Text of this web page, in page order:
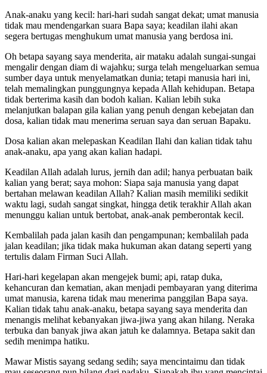
Anak-anaku yang kecil: hari-hari sudah sangat dekat; umat manusia
tidak mau mendengarkan suara Bapa saya; keadilan ilahi akan
segera bertugas menghukum umat manusia yang berdosa ini.
Oh betapa sayang saya menderita, air mataku adalah sungai-sungai
mengalir dengan diam di wajahku; surga telah mengeluarkan semua
sumber daya untuk menyelamatkan dunia; tetapi manusia hari ini,
telah memalingkan punggungnya kepada Allah kehidupan. Betapa
tidak berterima kasih dan bodoh kalian. Kalian lebih suka
melanjutkan balapan gila kalian yang penuh dengan kebejatan dan
dosa, kalian tidak mau menerima seruan saya dan seruan Bapaku.
Dosa kalian akan melepaskan Keadilan Ilahi dan kalian tidak tahu
anak-anaku, apa yang akan kalian hadapi.
Keadilan Allah adalah lurus, jernih dan adil; hanya perbuatan baik
kalian yang berat; saya mohon: Siapa saja manusia yang dapat
bertahan melawan keadilan Allah? Kalian masih memiliki sedikit
waktu lagi, sudah sangat singkat, hingga detik terakhir Allah akan
menunggu kalian untuk bertobat, anak-anak pemberontak kecil.
Kembalilah pada jalan kasih dan pengampunan; kembalilah pada
jalan keadilan; jika tidak maka hukuman akan datang seperti yang
tertulis dalam Firman Suci Allah.
Hari-hari kegelapan akan mengejek bumi; api, ratap duka,
kehancuran dan kematian, akan menjadi pembayaran yang diterima
umat manusia, karena tidak mau menerima panggilan Bapa saya.
Kalian tidak tahu anak-anaku, betapa sayang saya menderita dan
menangis melihat kebanyakan jiwa-jiwa yang akan hilang. Neraka
terbuka dan banyak jiwa akan jatuh ke dalamnya. Betapa sakit dan
sedih menimpa hatiku.
Mawar Mistis sayang sedang sedih; saya mencintaimu dan tidak